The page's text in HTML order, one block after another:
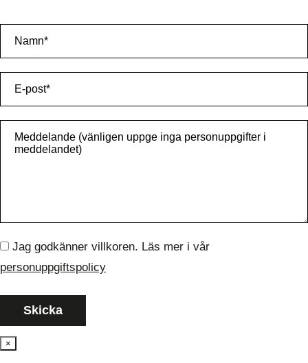
Jag godkänner villkoren. Läs mer i vår
personuppgiftspolicy
×